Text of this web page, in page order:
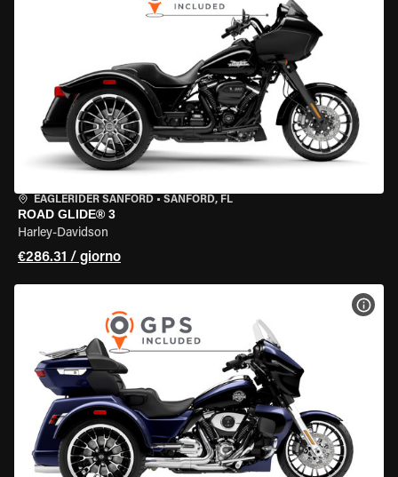
EAGLERIDER SANFORD • SANFORD, FL
ROAD GLIDE® 3
Harley-Davidson
€286.31 / giorno